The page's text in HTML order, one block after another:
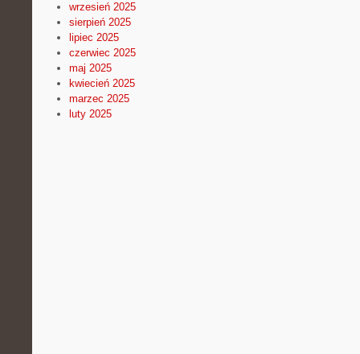
wrzesień 2025
sierpień 2025
lipiec 2025
czerwiec 2025
maj 2025
kwiecień 2025
marzec 2025
luty 2025